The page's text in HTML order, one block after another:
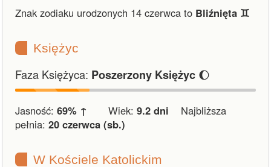
Znak zodiaku urodzonych 14 czerwca to Bliźnięta ♊︎
Księżyc
Faza Księżyca: Poszerzony Księżyc 🌔
Jasność: 69% ↑ Wiek: 9.2 dni Najbliższa
pełnia: 20 czerwca (sb.)
W Kościele Katolickim